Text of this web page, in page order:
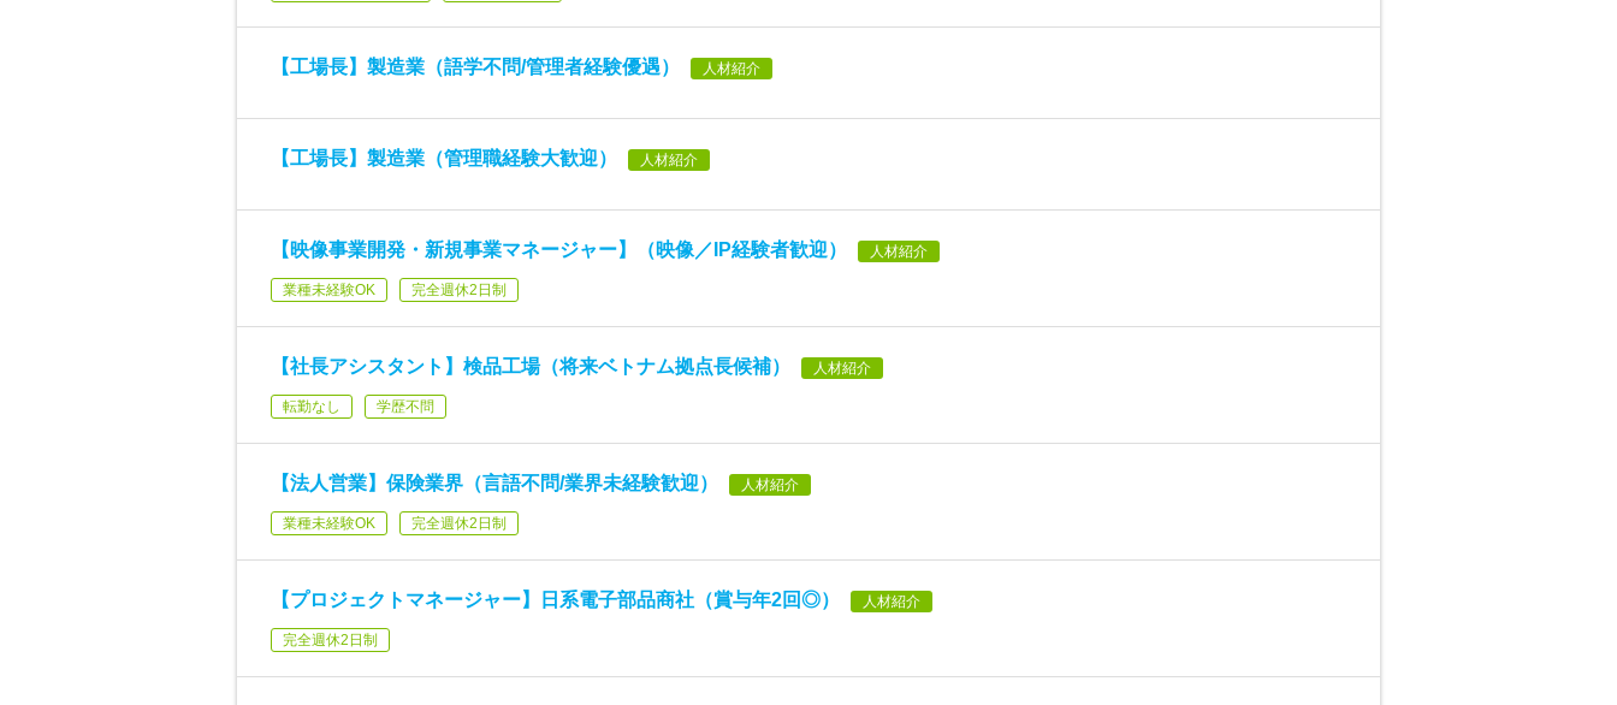
【工場長】製造業（語学不問/管理者経験優遇） 人材紹介
【工場長】製造業（管理職経験大歓迎） 人材紹介
【映像事業開発・新規事業マネージャー】（映像／IP経験者歓迎） 人材紹介
業種未経験OK 完全週休2日制
【社長アシスタント】検品工場（将来ベトナム拠点長候補） 人材紹介
転勤なし 学歴不問
【法人営業】保険業界（言語不問/業界未経験歓迎） 人材紹介
業種未経験OK 完全週休2日制
【プロジェクトマネージャー】日系電子部品商社（賞与年2回◎） 人材紹介
完全週休2日制